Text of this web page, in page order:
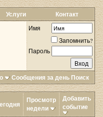
Услуги Контакт
Имя
Запомнить?
Пароль
Сообщения за день Поиск
Просмотр
недели
Добавить
событие